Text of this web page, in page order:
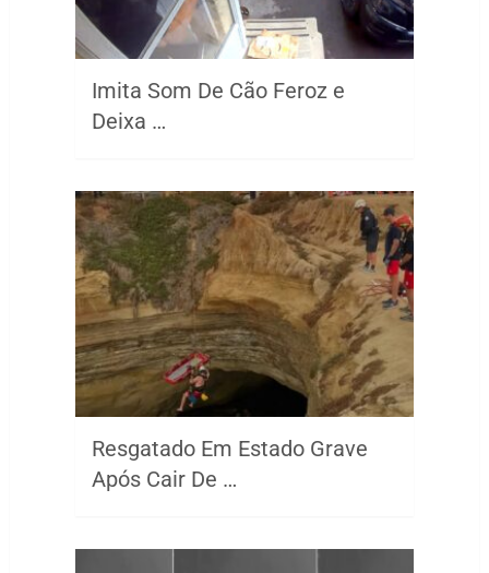
Imita Som De Cão Feroz e
Deixa …
Resgatado Em Estado Grave
Após Cair De …